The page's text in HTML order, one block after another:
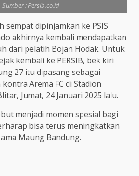
Sumber : Persib.co.id
sempat dipinjamkan ke PSIS
akhirnya kembali mendapatkan
dari pelatih Bojan Hodak. Untuk
kembali ke PERSIB, bek kiri
27 itu dipasang sebagai
Arema FC di Stadion
Jumat, 24 Januari 2025 lalu.
menjadi momen spesial bagi
bisa terus meningkatkan
Maung Bandung.